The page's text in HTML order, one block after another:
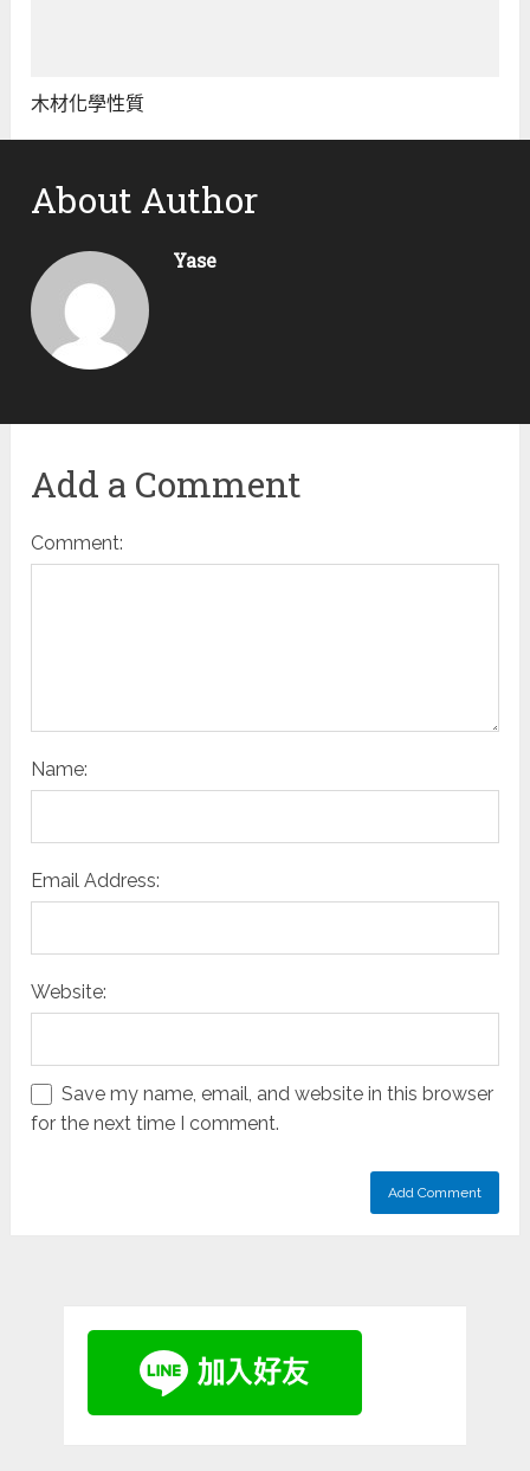
木材化學性質
About Author
Yase
Add a Comment
Comment:
Name:
Email Address:
Website:
Save my name, email, and website in this browser
for the next time I comment.